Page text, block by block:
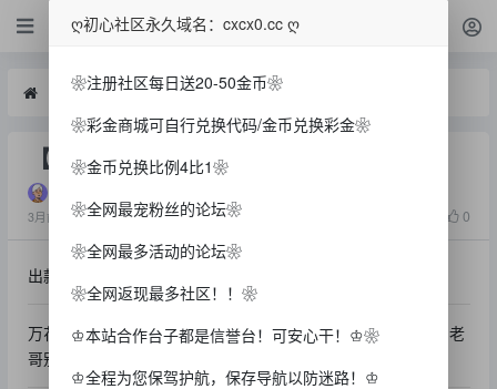
白菜
白菜 【万花筒】—✅—签到彩金
【万花筒】—✅—签到彩金
3月前 1000 0
出款情况：自测（严谨充值）
万花筒赌神项目签到彩金每天稳定四毛一拉限期15天有手法的老
哥别错过，祝好运陈刀仔们
ღ初心社区永久域名：cxcx0.cc ღ
❀注册社区每日送20-50金币❀
❀彩金商城可自行兑换代码/金币兑换彩金❀
❀金币兑换比例4比1❀
❀全网最宠粉丝的论坛❀
❀全网最多活动的论坛❀
❀全网返现最多社区！！❀
♔本站合作台子都是信誉台！可安心干！♔❀
♔全程为您保驾护航，保存导航以防迷路！♔